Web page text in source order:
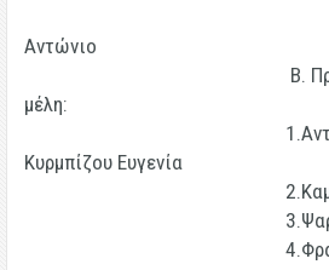
6.
Αντώνιο
Β.
μέλη:
Κυρμπίζου Ευγενία
2.Καμπιανάκη
3.Ψαράκη